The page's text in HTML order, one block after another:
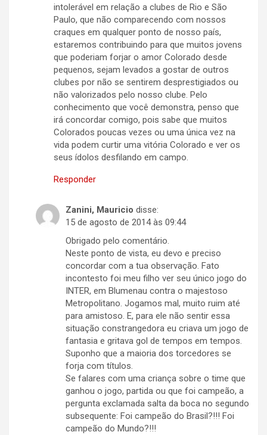
intolerável em relação a clubes de Rio e São
Paulo, que não comparecendo com nossos
craques em qualquer ponto de nosso país,
estaremos contribuindo para que muitos jovens
que poderiam forjar o amor Colorado desde
pequenos, sejam levados a gostar de outros
clubes por não se sentirem desprestigiados ou
não valorizados pelo nosso clube. Pelo
conhecimento que você demonstra, penso que
irá concordar comigo, pois sabe que muitos
Colorados poucas vezes ou uma única vez na
vida podem curtir uma vitória Colorado e ver os
seus ídolos desfilando em campo.
Responder
Zanini, Mauricio disse:
15 de agosto de 2014 às 09:44
Obrigado pelo comentário.
Neste ponto de vista, eu devo e preciso
concordar com a tua observação. Fato
incontesto foi meu filho ver seu único jogo do
INTER, em Blumenau contra o majestoso
Metropolitano. Jogamos mal, muito ruim até
para amistoso. E, para ele não sentir essa
situação constrangedora eu criava um jogo de
fantasia e gritava gol de tempos em tempos.
Suponho que a maioria dos torcedores se
forja com títulos.
Se falares com uma criança sobre o time que
ganhou o jogo, partida ou que foi campeão, a
pergunta exclamada salta da boca no segundo
subsequente: Foi campeão do Brasil?!!! Foi
campeão do Mundo?!!!